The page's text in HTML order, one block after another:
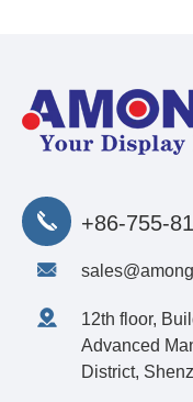
+86-755-
12th floor,
Advanced
District,